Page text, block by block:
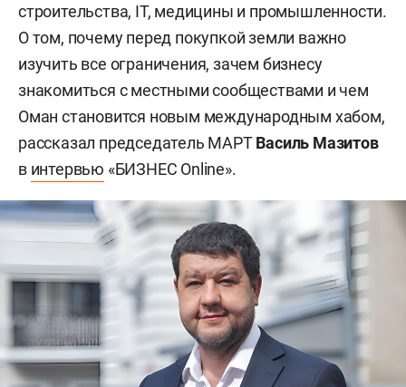
строительства, IT, медицины и промышленности.
О том, почему перед покупкой земли важно
изучить все ограничения, зачем бизнесу
знакомиться с местными сообществами и чем
Оман становится новым международным хабом,
рассказал председатель МАРТВасиль Мазитов
в интервью «БИЗНЕС Online».